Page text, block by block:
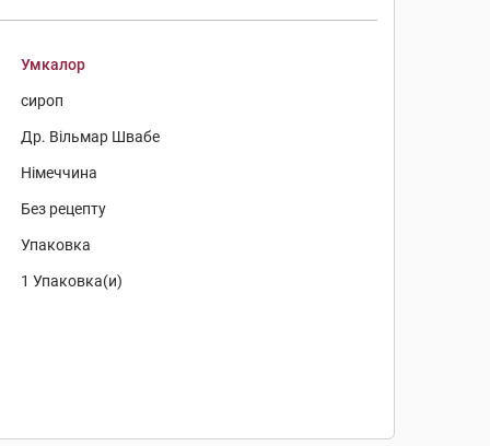
Умкалор
сироп
Др. Вільмар Швабе
Німеччина
Без рецепту
Упаковка
1 Упаковка(и)